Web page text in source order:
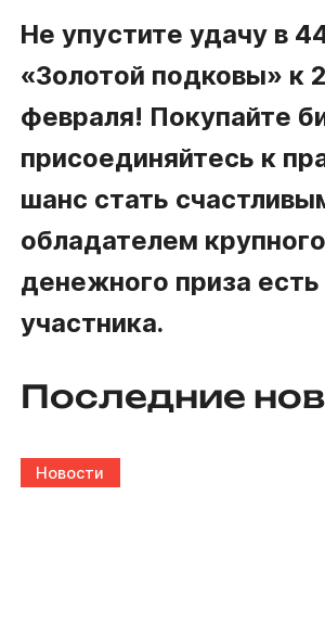
Не упустите удачу в
«Золотой подковы» к
февраля! Покупайте
присоединяйтесь к
шанс стать
обладателем крупного
денежного приза
участника.
Последние
Новости